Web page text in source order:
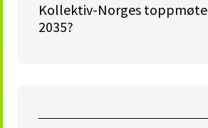
Kollektiv-Norges
2035?